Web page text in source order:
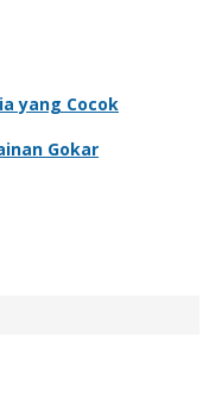
yang Cocok
Gokar